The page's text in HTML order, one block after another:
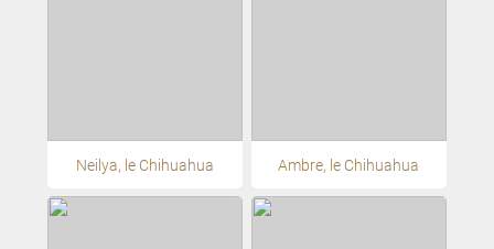
Neilya, le Chihuahua Ambre, le Chihuahua